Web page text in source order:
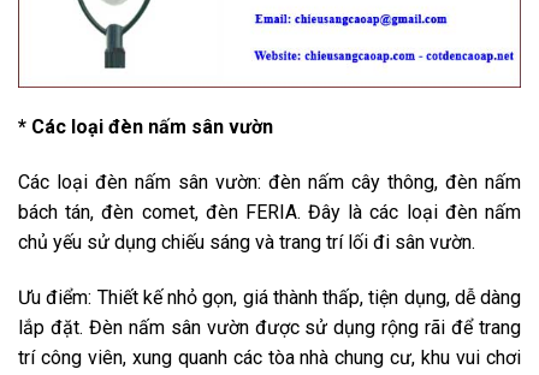
* Các loại đèn nấm sân vườn
Các loại đèn nấm sân vườn: đèn nấm cây thông, đèn nấm
bách tán, đèn comet, đèn FERIA. Đây là các loại đèn nấm
chủ yếu sử dụng chiếu sáng và trang trí lối đi sân vườn.
Ưu điểm: Thiết kế nhỏ gọn, giá thành thấp, tiện dụng, dễ dàng
lắp đặt. Đèn nấm sân vườn được sử dụng rộng rãi để trang
trí công viên, xung quanh các tòa nhà chung cư, khu vui chơi